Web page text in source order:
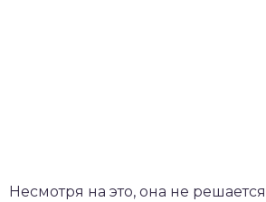
Несмотря на это, она не